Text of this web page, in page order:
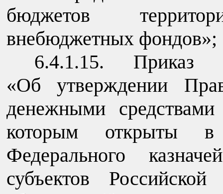
бюджетов
внебюджетных фондов»;
6.4.1.15. Приказ
«Об утверждении
денежными
которым открыты в
Федерального
субъектов